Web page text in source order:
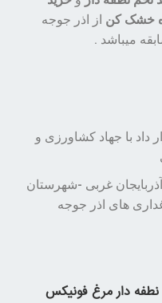
خشک کن از اذر جوجه
میباشد .
داد با جهاد کشاورزی و
غربی -شهرستان
های اذر جوجه
دار مرغ فونیکس